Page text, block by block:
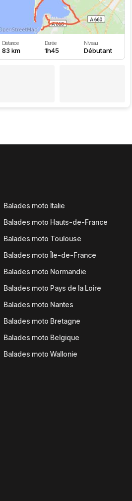
Distance
83 km
Durée
1h45
Niveau
Débutant
Balades moto Italie
Balades moto Hauts-de-France
Balades moto Toulouse
Balades moto Île-de-France
Balades moto Normandie
Balades moto Pays de la Loire
Balades moto Nantes
Balades moto Bretagne
Balades moto Belgique
Balades moto Wallonie